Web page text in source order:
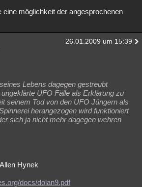
eine möglichkeit der angesprochenen
26.01.2009 um 15:39
Lebens dagegen gestreubt
UFO Fälle als Erklärung zu
seinem Tod von den UFO Jüngern als
herangezogen wird funktioniert
sich ja nicht mehr dagegen wehren
Hynek
docs/dolan9.pdf